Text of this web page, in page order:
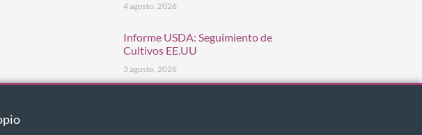
4 agosto, 2026
Informe USDA: Seguimiento de
Cultivos EE.UU
3 agosto, 2026